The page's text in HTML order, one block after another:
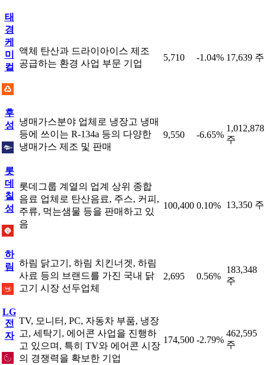
태
경
케
미
컬
액체 탄산과 드라이아이스 제조
공급하는 환경 사업 부문 기업
5,710 -1.04% 17,639 주
후
성 냉매가스분야 업체로 냉장고 냉매
등에 쓰이는 R-134a 등의 다양한
냉매가스 제조 및 판매
9,550 -6.65%
1,012,878
주
롯
데
칠
성
롯데그룹 계열의 업계 상위 종합
음료 업체로 탄산음료, 주스, 커피,
주류, 먹는샘물 등을 판매하고 있
음
100,400 0.10% 13,350 주
하
림 하림 닭고기, 하림 치킨너겟, 하림
사료 등의 브랜드를 가진 국내 닭
고기 시장 선두업체
2,695 0.56%
183,348
주
LG
전
자
TV, 모니터, PC, 자동차 부품, 냉장
고, 세탁기, 에어콘 사업을 진행하
고 있으며, 특히 TV와 에어콘 시장
의 경쟁력을 확보한 기업
174,500 -2.79%
462,595
주